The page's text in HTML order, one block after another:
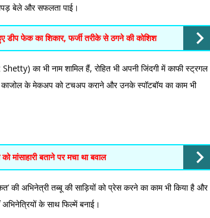
बेले और सफलता पाई।
फेक का शिकार, फर्जी तरीके से ठगने की कोशिश
का भी नाम शामिल हैं, रोहित भी अपनी जिंदगी में काफी स्ट्रगल
काजोल के मेकअप को टचअप कराने और उनके स्पॉटबॉय का काम भी
मांसाहारी बताने पर मचा था बवाल
की अभिनेत्री तब्बू की साड़ियों को प्रेस करने का काम भी किया है और
अभिनेत्रियों के साथ फिल्में बनाई।